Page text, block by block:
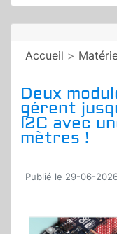
Accueil >
Deux
gérent
I2C avec
mètres !
Publié le 29-06-